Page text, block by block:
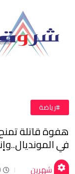
#رياضة
هفوة قاتلة
في
شهرين